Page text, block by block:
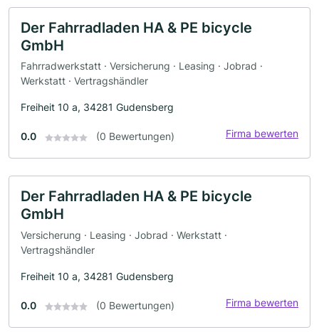
Der Fahrradladen HA & PE bicycle
GmbH
Fahrradwerkstatt · Versicherung · Leasing · Jobrad ·
Werkstatt · Vertragshändler
Freiheit 10 a, 34281 Gudensberg
0.0 (0 Bewertungen) Firma bewerten
Der Fahrradladen HA & PE bicycle
GmbH
Versicherung · Leasing · Jobrad · Werkstatt ·
Vertragshändler
Freiheit 10 a, 34281 Gudensberg
0.0 (0 Bewertungen) Firma bewerten